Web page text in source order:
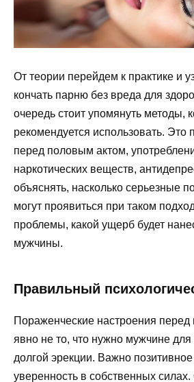
От теории перейдем к практике и
кончать парню без вреда для
очередь стоит упомянуть методы,
рекомендуется использовать. Это
перед половым актом,
наркотических веществ,
объяснять, насколько серьезные
могут проявиться при таком
проблемы, какой ущерб будет
мужчины.
Правильный
Пораженческие настроения
явно не то, что нужно мужчине для
долгой эрекции. Важно
уверенность в собственных силах.